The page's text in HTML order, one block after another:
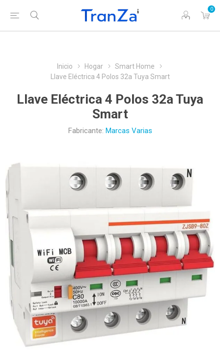
0
Inicio Hogar
Smart Home
Llave Eléctrica 4 Polos 32a Tuya Smart
Llave Eléctrica 4 Polos 32a Tuya
Smart
Fabricante: Marcas Varias